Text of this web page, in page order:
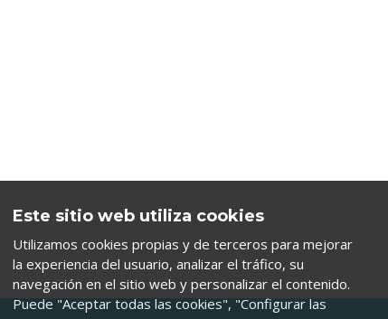
Este sitio web utiliza cookies
Utilizamos cookies propias y de terceros para mejorar
la experiencia del usuario, analizar el tráfico, su
navegación en el sitio web y personalizar el contenido.
Puede "Aceptar todas las cookies", "Configurar las